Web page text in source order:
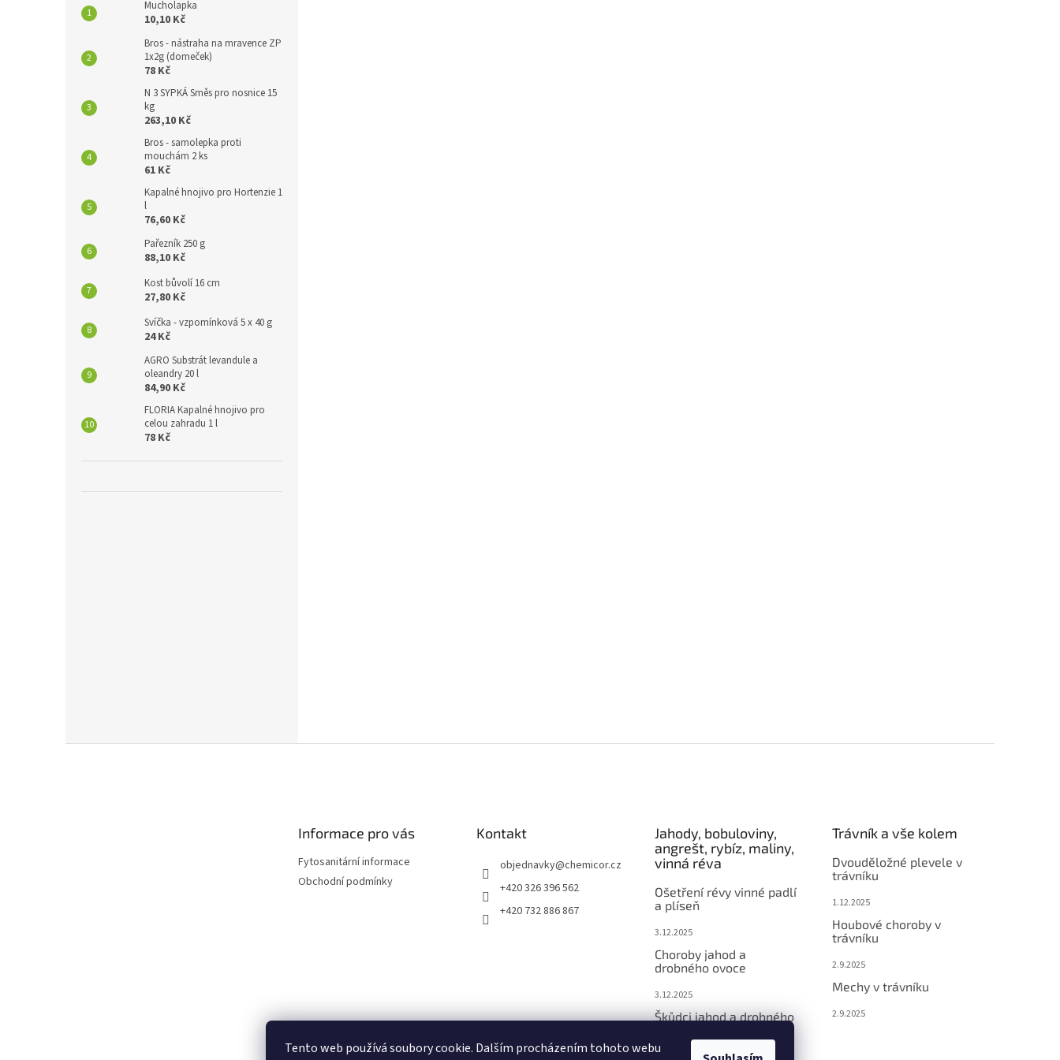
Tento web používá soubory cookie. Dalším procházením tohoto webu
Mucholapka
10,10 Kč
Bros - nástraha na mravence ZP
1x2g (domeček)
78 Kč
N 3 SYPKÁ Směs pro nosnice 15
kg
263,10 Kč
Bros - samolepka proti
mouchám 2 ks
61 Kč
Kapalné hnojivo pro Hortenzie 1
l
76,60 Kč
Pařezník 250 g
88,10 Kč
Kost bůvolí 16 cm
27,80 Kč
Svíčka - vzpomínková 5 x 40 g
24 Kč
AGRO Substrát levandule a
oleandry 20 l
84,90 Kč
FLORIA Kapalné hnojivo pro
celou zahradu 1 l
78 Kč
Informace pro vás
Fytosanitární informace
Obchodní podmínky
Kontakt
objednavky@chemicor.cz
+420 326 396 562
+420 732 886 867
Jahody, bobuloviny,
angrešt, rybíz, maliny,
vinná réva
Ošetření révy vinné padlí
a plíseň
3.12.2025
Choroby jahod a
drobného ovoce
3.12.2025
Škůdci jahod a drobného
Trávník a vše kolem
Dvouděložné plevele v
trávníku
1.12.2025
Houbové choroby v
trávníku
2.9.2025
Mechy v trávníku
2.9.2025